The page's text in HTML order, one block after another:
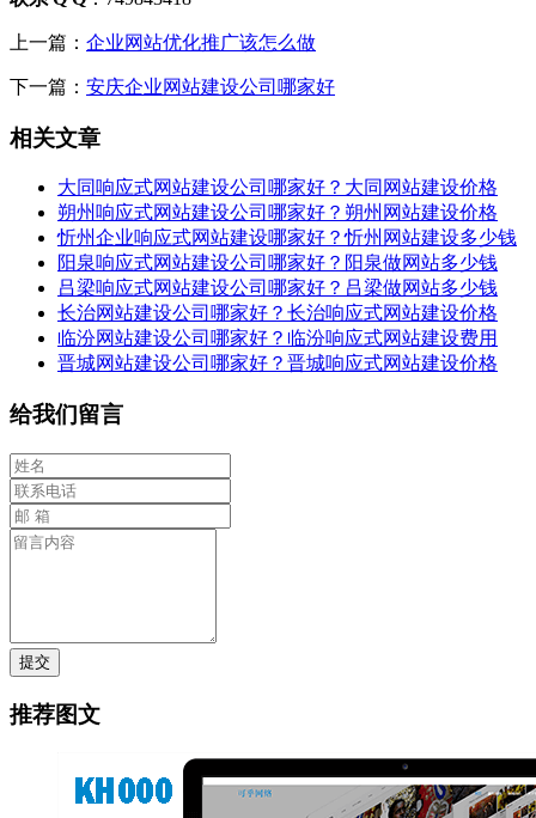
上一篇： 企业网站优化推广该怎么做
下一篇： 安庆企业网站建设公司哪家好
相关文章
大同响应式网站建设公司哪家好？大同网站建设价格
朔州响应式网站建设公司哪家好？朔州网站建设价格
忻州企业响应式网站建设哪家好？忻州网站建设多少钱
阳泉响应式网站建设公司哪家好？阳泉做网站多少钱
吕梁响应式网站建设公司哪家好？吕梁做网站多少钱
长治网站建设公司哪家好？长治响应式网站建设价格
临汾网站建设公司哪家好？临汾响应式网站建设费用
晋城网站建设公司哪家好？晋城响应式网站建设价格
给我们留言
提交
推荐图文